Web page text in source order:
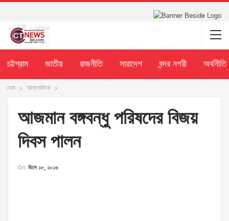
চট্টগ্রাম জাতীয় রাজনীতি সারাদেশ বন্দর নগরী অর্থনীতি
হোম আন্তর্জাতিক
আজমান বঙ্গবন্ধু পরিষদের বিজয়
দিবস পালন
On ডিসে ১৮, ২০১৬